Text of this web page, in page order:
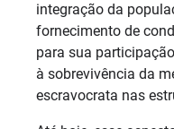
integração da
fornecimento de
para sua
à sobrevivência da
escravocrata nas